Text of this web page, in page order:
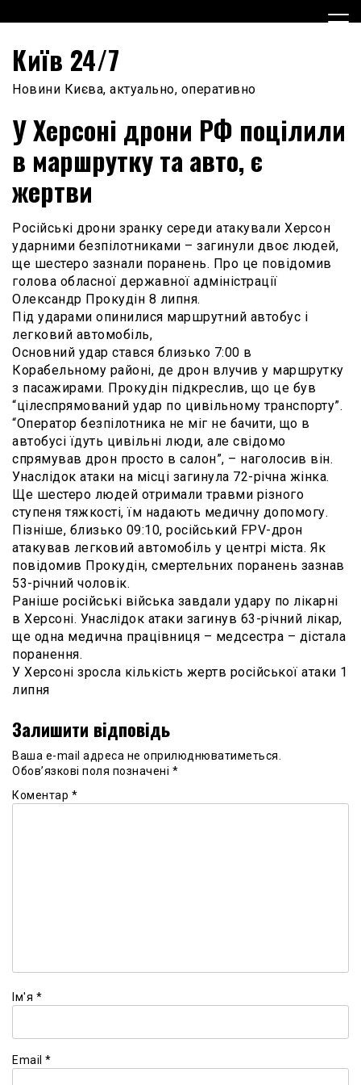
to
Київ 24/7
Новини Києва, актуально, оперативно
У Херсоні дрони РФ поцілили
в маршрутку та авто, є
жертви
Російські дрони зранку середи атакували Херсон
ударними безпілотниками – загинули двоє людей,
ще шестеро зазнали поранень. Про це повідомив
голова обласної державної адміністрації
Олександр Прокудін 8 липня.
Під ударами опинилися маршрутний автобус і
легковий автомобіль,
Основний удар стався близько 7:00 в
Корабельному районі, де дрон влучив у маршрутку
з пасажирами. Прокудін підкреслив, що це був
“цілеспрямований удар по цивільному транспорту”.
“Оператор безпілотника не міг не бачити, що в
автобусі їдуть цивільні люди, але свідомо
спрямував дрон просто в салон”, – наголосив він.
Унаслідок атаки на місці загинула 72-річна жінка.
Ще шестеро людей отримали травми різного
ступеня тяжкості, їм надають медичну допомогу.
Пізніше, близько 09:10, російський FPV-дрон
атакував легковий автомобіль у центрі міста. Як
повідомив Прокудін, смертельних поранень зазнав
53-річний чоловік.
Раніше російські війська завдали удару по лікарні
в Херсоні. Унаслідок атаки загинув 63-річний лікар,
ще одна медична працівниця – медсестра – дістала
поранення.
У Херсоні зросла кількість жертв російської атаки 1
липня
Залишити відповідь
Ваша e-mail адреса не оприлюднюватиметься.
Обов’язкові поля позначені *
Коментар *
Ім'я *
Email *